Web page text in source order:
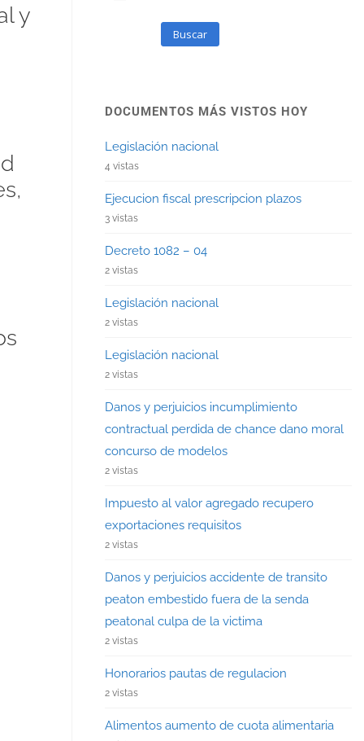
y
Buscar
DOCUMENTOS MÁS VISTOS HOY
Legislación nacional
4 vistas
Ejecucion fiscal prescripcion plazos
3 vistas
Decreto 1082 – 04
2 vistas
Legislación nacional
2 vistas
Legislación nacional
2 vistas
Danos y perjuicios incumplimiento
contractual perdida de chance dano moral
concurso de modelos
2 vistas
Impuesto al valor agregado recupero
exportaciones requisitos
2 vistas
Danos y perjuicios accidente de transito
peaton embestido fuera de la senda
peatonal culpa de la victima
2 vistas
Honorarios pautas de regulacion
2 vistas
Alimentos aumento de cuota alimentaria